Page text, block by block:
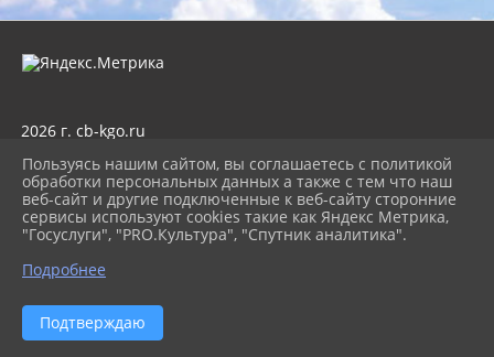
2026 г. cb-kgo.ru
Карта сайта
Политика обработки персональных данных
Сделано на KubCMS
Разработка и поддержка
Пользуясь нашим сайтом, вы соглашаетесь с политикой
обработки персональных данных а также с тем что наш
веб-сайт и другие подключенные к веб-сайту сторонние
сервисы используют cookies такие как Яндекс Метрика,
"Госуслуги", "PRO.Культура", "Спутник аналитика".
Подробнее
Подтверждаю